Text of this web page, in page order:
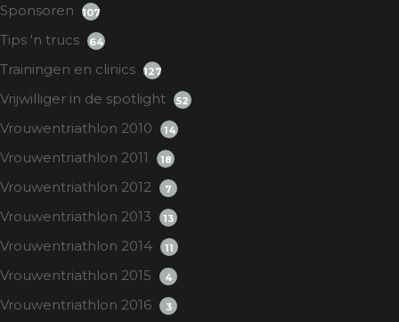
Sponsoren 107
Tips 'n trucs 64
Trainingen en clinics 127
Vrijwilliger in de spotlight 52
Vrouwentriathlon 2010 14
Vrouwentriathlon 2011 18
Vrouwentriathlon 2012 7
Vrouwentriathlon 2013 13
Vrouwentriathlon 2014 11
Vrouwentriathlon 2015 4
Vrouwentriathlon 2016 3